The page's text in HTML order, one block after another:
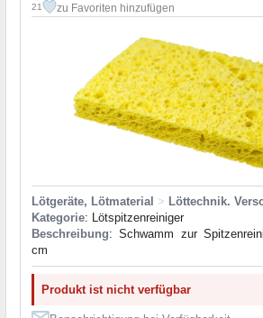
21 zu Favoriten hinzufügen
Lötgeräte, Lötmaterial > Löttechnik.
Kategorie: Lötspitzenreiniger
Beschreibung: Schwamm zur
cm
Produkt ist nicht verfügbar